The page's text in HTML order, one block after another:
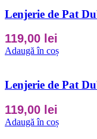
Lenjerie de Pat
119,00 lei
Adaugă în coș
Lenjerie de Pat
119,00 lei
Adaugă în coș